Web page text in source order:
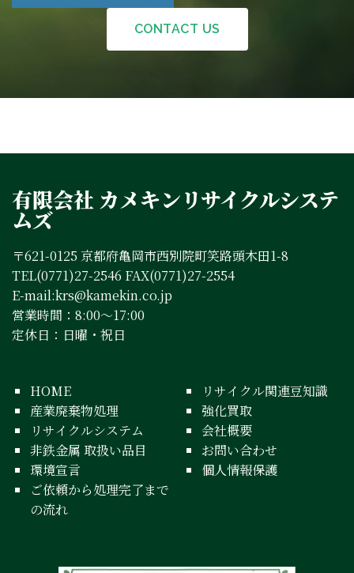
CONTACT US
有限会社 カメキンリサイクルシステ
ムズ
〒621-0125 京都府亀岡市西別院町笑路頭木田1-8
TEL(0771)27-2546 FAX(0771)27-2554
E-mail:krs@kamekin.co.jp
営業時間：8:00～17:00
定休日：日曜・祝日
HOME
産業廃棄物処理
リサイクルシステム
非鉄金属 取扱い品目
環境宣言
ご依頼から処理完了まで
の流れ
リサイクル関連豆知識
強化買取
会社概要
お問い合わせ
個人情報保護